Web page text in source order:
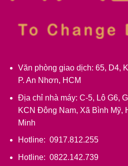
Văn phòng giao dịch: 65, D4,
P. An Nhơn, HCM
Địa chỉ nhà máy: C-5, Lô G6,
KCN Đông Nam, Xã Bình Mỹ,
Minh
Hotline: 0917.812.255
Hotline: 0822.142.739